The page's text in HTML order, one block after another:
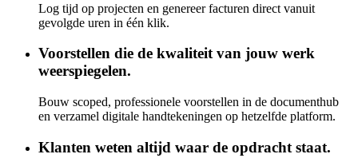
Log tijd op projecten en genereer facturen direct vanuit
gevolgde uren in één klik.
Voorstellen die de kwaliteit van jouw werk
weerspiegelen.
Bouw scoped, professionele voorstellen in de documenthub
en verzamel digitale handtekeningen op hetzelfde platform.
Klanten weten altijd waar de opdracht staat.